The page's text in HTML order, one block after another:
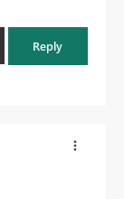
Reply